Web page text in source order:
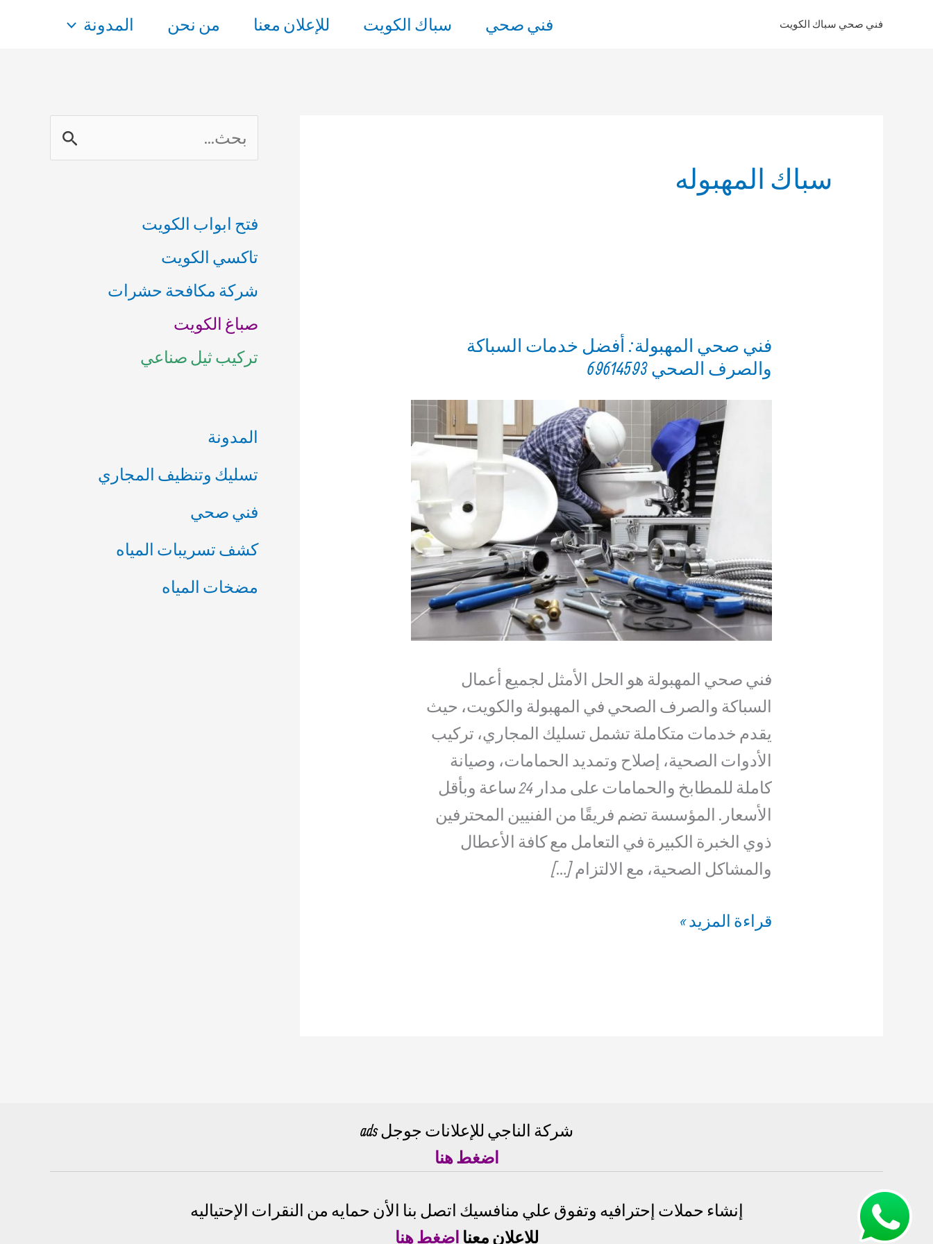
فني صحي سباك الكويت فني صحي سباك الكويت للإعلان معنا من نحن المدونة
سباك المهبوله
فني صحي المهبولة: أفضل خدمات السباكة
والصرف الصحي 69614593
فني صحي المهبولة هو الحل الأمثل لجميع أعمال
السباكة والصرف الصحي في المهبولة والكويت، حيث
يقدم خدمات متكاملة تشمل تسليك المجاري، تركيب
الأدوات الصحية، إصلاح وتمديد الحمامات، وصيانة
كاملة للمطابخ والحمامات على مدار 24 ساعة وبأقل
الأسعار. المؤسسة تضم فريقًا من الفنيين المحترفين
ذوي الخبرة الكبيرة في التعامل مع كافة الأعطال
والمشاكل الصحية، مع الالتزام […]
فني
قراءة المزيد »
ل
ح
ث
ع
ن
:
فتح ابواب الكويت
تاكسي الكويت
شركة مكافحة حشرات
صباغ الكويت
تركيب ثيل صناعي
المدونة
تسليك وتنظيف المجاري
فني صحي
كشف تسريبات المياه
مضخات المياه
شركة الناجي للإعلانات جوجل ads
اضغط هنا
إنشاء حملات إحترافيه وتفوق علي منافسيك اتصل بنا الأن حمايه من النقرات الإحتياليه
للاعلان معنا اضغط هنا